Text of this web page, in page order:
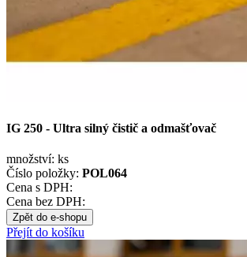
IG 250 - Ultra silný čistič a odmašťovač
množství: ks
Číslo položky: POL064
Cena s DPH:
Cena bez DPH:
Zpět do e-shopu
Přejít do košíku